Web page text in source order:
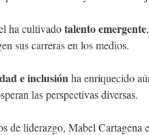
ha cultivadotalento emergente
sus carreras en los medios.
e inclusiónha enriquecido
las perspectivas diversas.
de liderazgo, Mabel